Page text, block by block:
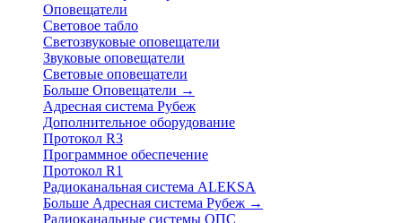
Оповещатели
Световое табло
Светозвуковые оповещатели
Звуковые оповещатели
Световые оповещатели
Больше Оповещатели →
Адресная система Рубеж
Дополнительное оборудование
Протокол R3
Программное обеспечение
Протокол R1
Радиоканальная система ALEKSA
Больше Адресная система Рубеж →
Радиоканальные системы ОПС